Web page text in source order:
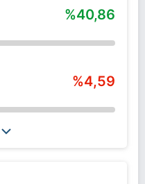
%40,86
%4,59